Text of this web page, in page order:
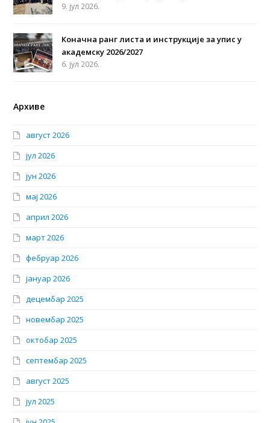
9. јул 2026.
Коначна ранг листа и инструкције за упис у
академску 2026/2027
6. јул 2026.
Архиве
август 2026
јул 2026
јун 2026
мај 2026
април 2026
март 2026
фебруар 2026
јануар 2026
децембар 2025
новембар 2025
октобар 2025
септембар 2025
август 2025
јул 2025